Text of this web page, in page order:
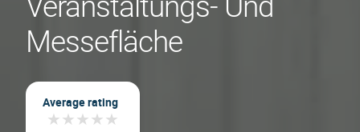
Messefläche
Average rating
★★★★★
★★★★★